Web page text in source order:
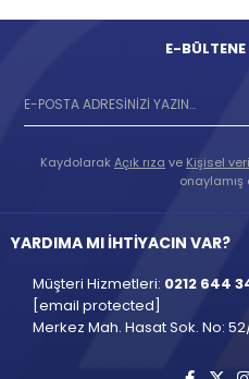
E-
KaydolarakAçık rıza ve Kişisel
onaylamış
YARDIMA MI İHTİYACIN VAR?
Müşteri Hizmetleri: 0212 644
[email protected]
Merkez Mah. Hasat Sok. No: